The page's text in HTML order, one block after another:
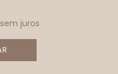
sem juros